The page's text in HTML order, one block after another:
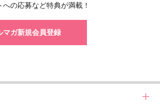
の応募など特典が満載！
マガ新規会員登録